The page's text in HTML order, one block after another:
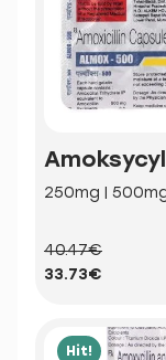
250mg |
40.47€
33.73€
Hit!